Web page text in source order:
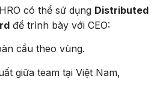
có thể sử dụng Distributed
để trình bày với CEO:
cầu theo vùng.
giữa team tại Việt Nam,